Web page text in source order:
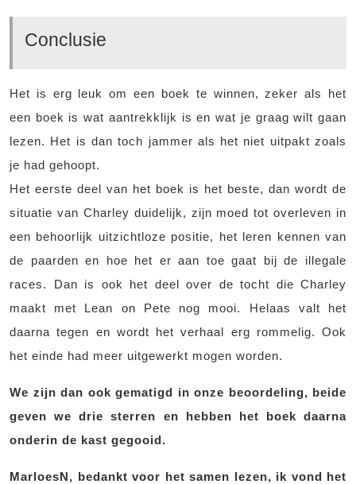
Conclusie
Het is erg leuk om een boek te winnen, zeker als het
een boek is wat aantrekklijk is en wat je graag wilt gaan
lezen. Het is dan toch jammer als het niet uitpakt zoals
je had gehoopt.
Het eerste deel van het boek is het beste, dan wordt de
situatie van Charley duidelijk, zijn moed tot overleven in
een behoorlijk uitzichtloze positie, het leren kennen van
de paarden en hoe het er aan toe gaat bij de illegale
races. Dan is ook het deel over de tocht die Charley
maakt met Lean on Pete nog mooi. Helaas valt het
daarna tegen en wordt het verhaal erg rommelig. Ook
het einde had meer uitgewerkt mogen worden.
We zijn dan ook gematigd in onze beoordeling, beide
geven we drie sterren en hebben het boek daarna
onderin de kast gegooid.
MarloesN, bedankt voor het samen lezen, ik vond het